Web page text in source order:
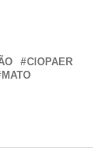
CIOPAER
MATO